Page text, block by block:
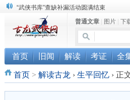
“武侠书库”查缺补漏活动圆满结束
珠海《古龙作品集》PDF扫描版分享
三千藏书奉江湖 ， 诚邀侠友共赏鉴
普通文章| 图片| 下
首页 旧闻 解读 考证 全
首页> 解读古龙 › 生平回忆 ›正